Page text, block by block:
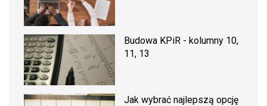
Budowa KPiR - kolumny 10,
11, 13
Jak wybrać najlepszą opcję